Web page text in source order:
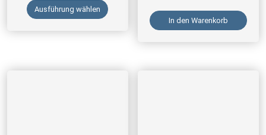
Ausführung wählen
In den Warenkorb